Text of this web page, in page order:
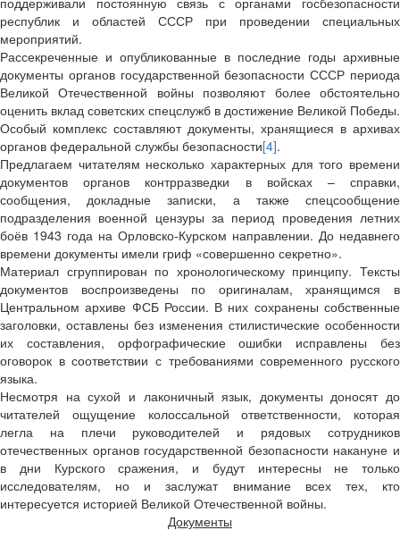
республик и областей СССР при проведении специальных
мероприятий.
Рассекреченные и опубликованные в последние годы архивные
документы органов государственной безопасности СССР периода
Великой Отечественной войны позволяют более обстоятельно
оценить вклад советских спецслужб в достижение Великой Победы.
Особый комплекс составляют документы, хранящиеся в архивах
органов федеральной службы безопасности[4].
Предлагаем читателям несколько характерных для того времени
документов органов контрразведки в войсках – справки,
сообщения, докладные записки, а также спецсообщение
подразделения военной цензуры за период проведения летних
боёв 1943 года на Орловско-Курском направлении. До недавнего
времени документы имели гриф «совершенно секретно».
Материал сгруппирован по хронологическому принципу. Тексты
документов воспроизведены по оригиналам, хранящимся в
Центральном архиве ФСБ России. В них сохранены собственные
заголовки, оставлены без изменения стилистические особенности
их составления, орфографические ошибки исправлены без
оговорок в соответствии с требованиями современного русского
языка.
Несмотря на сухой и лаконичный язык, документы доносят до
читателей ощущение колоссальной ответственности, которая
легла на плечи руководителей и рядовых сотрудников
отечественных органов государственной безопасности накануне и
в дни Курского сражения, и будут интересны не только
исследователям, но и заслужат внимание всех тех, кто
интересуется историей Великой Отечественной войны.
Документы